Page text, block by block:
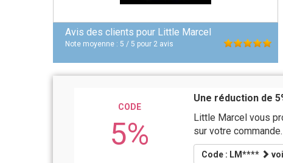
Avis des clients pour Little Marcel
Note moyenne : 5 / 5 pour 2 avis
CODE
5%
Une réduction de
Little Marcel vous
sur votre
Code : LM****